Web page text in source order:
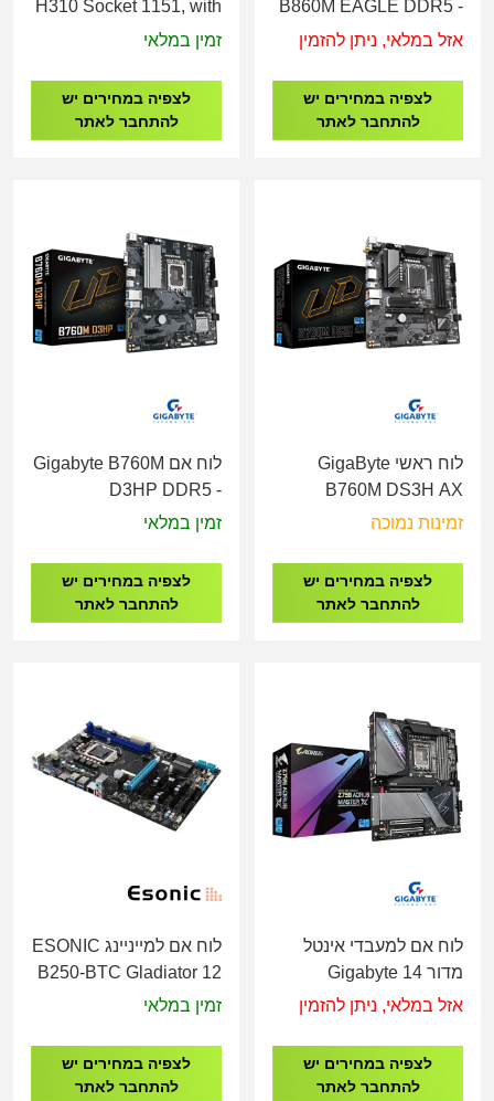
B860M EAGLE DDR5 -
Socket 1851
אזל במלאי, ניתן להזמין
לצפיה במחירים יש
להתחבר לאתר
H310 Socket 1151, with
4 PCI and 2 ISA
זמין במלאי
לצפיה במחירים יש
להתחבר לאתר
לוח ראשי GigaByte
B760M DS3H AX
DDR5 - Socket 1700
זמינות נמוכה
לצפיה במחירים יש
להתחבר לאתר
לוח אם Gigabyte B760M
D3HP DDR5 -
LGA1700
זמין במלאי
לצפיה במחירים יש
להתחבר לאתר
לוח אם למעבדי אינטל
מדור 14 Gigabyte
Gigabyte Z790 AORUS
אזל במלאי, ניתן להזמין
לצפיה במחירים יש
להתחבר לאתר
לוח אם למייניינג ESONIC
B250-BTC Gladiator 12
PCI-E
זמין במלאי
לצפיה במחירים יש
להתחבר לאתר